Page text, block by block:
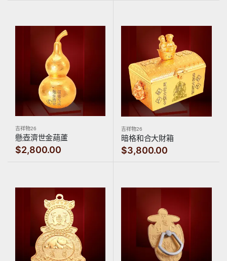
吉祥物26
懸壺濟世金葫蘆
$2,800.00
吉祥物26
暗格和合大財箱
$3,800.00